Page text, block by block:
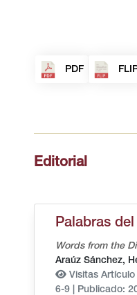
PDF
Editorial
Palabras
Words from the
Araúz Sánchez,
Visitas Artículo
6-9
Publicado: